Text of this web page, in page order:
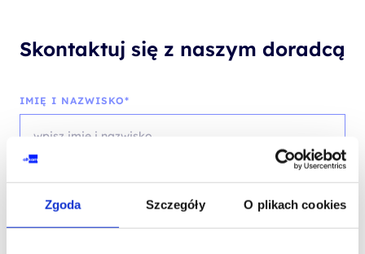
Zgoda Szczegóły O plikach cookies
Skontaktuj się z naszym doradcą
IMIĘ I NAZWISKO*
TELEFON KONTAKTOWY*